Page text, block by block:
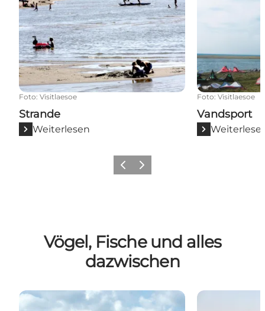
Foto: Visitlaesoe
Strande
Weiterlesen
Foto: Visitlaesoe
Vandsport
Vorherige Folie
Nächste Folie
Vögel, Fische und alles
dazwischen
Vögel auf Læsø Angeln auf